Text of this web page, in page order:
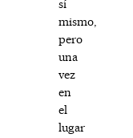
sí
mismo,
pero
una
vez
en
el
lugar